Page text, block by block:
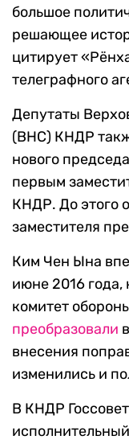
большое
решающее
цитирует
телеграфного
Депутаты
(ВНС) КНДР
нового
первым
КНДР. До этого
заместителя
Ким Чен Ына
июне 2016 года,
комитет
преобразовали
внесения
изменились и
В КНДР